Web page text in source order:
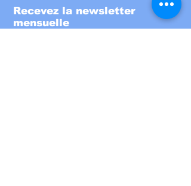
Recevez la newsletter
mensuelle